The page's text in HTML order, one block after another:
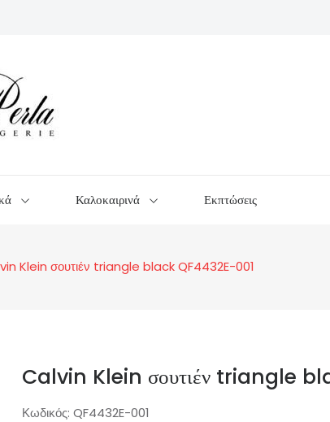
Καλοκαιρινά Εκπτώσεις
Klein σουτιέν triangle black QF4432E-001
Calvin Klein σουτιέν triangle
Κωδικός: QF4432E-001